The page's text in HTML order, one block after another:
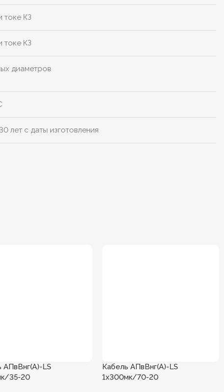
токе КЗ
токе КЗ
диаметров
лет с даты изготовления
АПвВнг(А)-LS
35-20
Кабель АПвВнг(А)-LS
1х300мк/70-20